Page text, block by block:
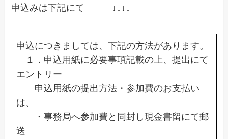
申込みは下記にて ↓↓↓↓
申込につきましては、下記の方法があります。
１．申込用紙に必要事項記載の上、提出にて
エントリー
申込用紙の提出方法・参加費のお支払い
は、
・事務局へ参加費と同封し現金書留にて郵
送